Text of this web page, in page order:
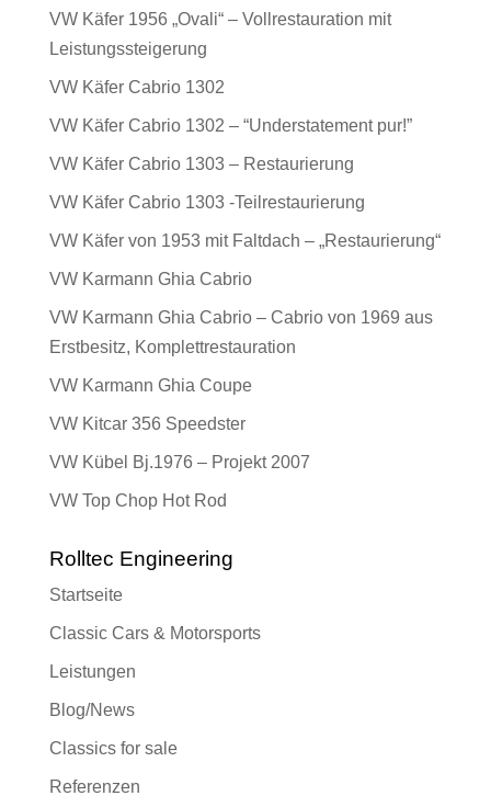
VW Käfer 1956 „Ovali“ – Vollrestauration mit
Leistungssteigerung
VW Käfer Cabrio 1302
VW Käfer Cabrio 1302 – “Understatement pur!”
VW Käfer Cabrio 1303 – Restaurierung
VW Käfer Cabrio 1303 -Teilrestaurierung
VW Käfer von 1953 mit Faltdach – „Restaurierung“
VW Karmann Ghia Cabrio
VW Karmann Ghia Cabrio – Cabrio von 1969 aus
Erstbesitz, Komplettrestauration
VW Karmann Ghia Coupe
VW Kitcar 356 Speedster
VW Kübel Bj.1976 – Projekt 2007
VW Top Chop Hot Rod
Rolltec Engineering
Startseite
Classic Cars & Motorsports
Leistungen
Blog/News
Classics for sale
Referenzen